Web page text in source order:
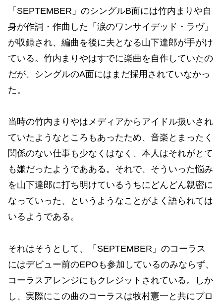
「SEPTEMBER」のシングルB面には竹内まりや自
身が作詞・作曲した「涙のワンサイデッド・ラヴ」
が収録され、編曲を後に夫となる山下達郎が手がけ
ている。竹内まりやはすでに楽曲を自作していたの
だが、シングルのA面にはまだ採用されていなかっ
た。
当時の竹内まりやはメディアからアイドル扱いされ
ていたようなところもあったため、音楽とまったく
関係のない仕事も少なくはなく、本人はそれがとて
も嫌だったようであある。それで、そういった悩み
を山下達郎に打ち明けているうちにどんどん親密に
なっていった、というようなことがよく語られては
いるようである。
それはそうとして、「SEPTEMBER」のコーラス
にはデビュー前のEPOも参加しているのみならず、
コーラスアレンジにもクレジットされている。しか
し、実際にこの曲のコーラスは牧村憲一と共にプロ